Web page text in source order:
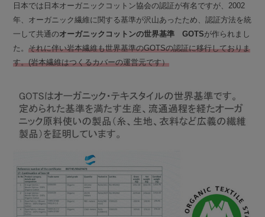
日本では日本オーガニックコットン協会の認証が有名ですが、2002
年、オーガニック繊維に関する基準が沢山あったため、認証方法を統
一して共通のオーガニックコットンの世界基準 GOTSが作られまし
た。それに伴い岩本繊維も世界基準のGOTSの認証に移行しておりま
す。(岩本繊維はつくるカバーの運営元です）